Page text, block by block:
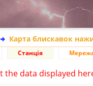
Карта блискавок
Станція
the data displayed